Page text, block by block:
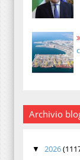
Archivio
▼ 2026